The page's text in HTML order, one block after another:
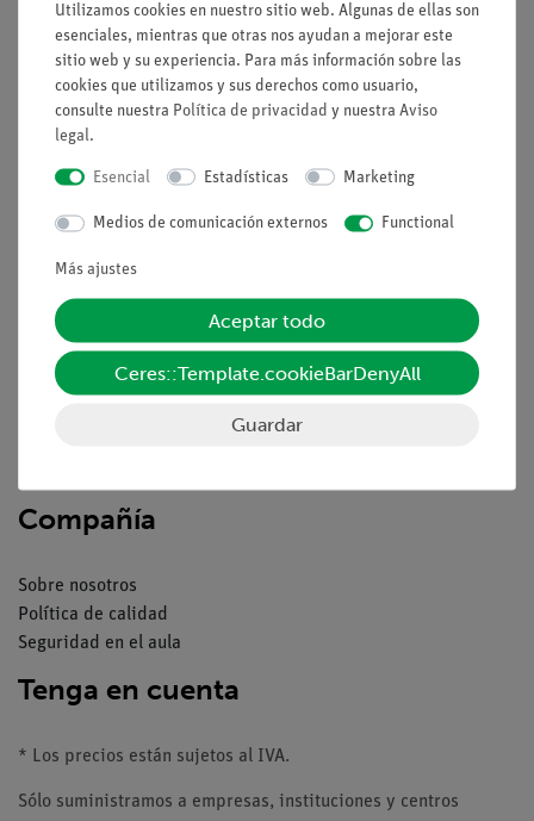
Nach oben
Aviso lega
Condiciones comerciales generales
Declaración de privacidad
Servicio
Resumen del servicio
Descargas
Compañía
Sobre nosotros
Política de calidad
Seguridad en el aula
Tenga en cuenta
* Los precios están sujetos al IVA.
Sólo suministramos a empresas, instituciones y centros
Utilizamos cookies en nuestro sitio web. Algunas de ellas son
esenciales, mientras que otras nos ayudan a mejorar este
sitio web y su experiencia. Para más información sobre las
cookies que utilizamos y sus derechos como usuario,
consulte nuestra Política de privacidad y nuestra Aviso
legal.
Esencial Estadísticas Marketing
Medios de comunicación externos Functional
Más ajustes
Aceptar todo
Ceres::Template.cookieBarDenyAll
Guardar